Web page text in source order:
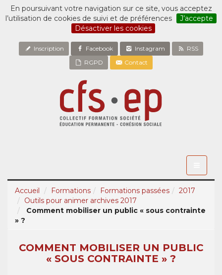
En poursuivant votre navigation sur ce site, vous acceptez
l’utilisation de cookies de suivi et de préférences
J’accepte
Désactiver les cookies
Inscription Facebook Instagram
RSS
RGPD
Contact
Accueil
Formations Formations passées
2017
Outils pour animer archives 2017
Comment mobiliser un public « sous contrainte
» ?
COMMENT MOBILISER UN PUBLIC
« SOUS CONTRAINTE » ?